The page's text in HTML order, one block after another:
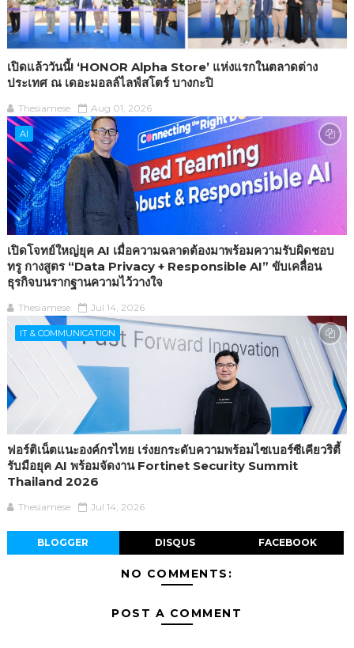
เปิดแล้ววันนี้! ‘HONOR Alpha Store’ แห่งแรกในตลาดต่าง
ประเทศ ณ เดอะมอลล์ไลฟ์สโตร์ บางกะปิ
Thesiamese Aug 01, 2026
AI
เปิดโจทย์ใหญ่ยุค AI เมื่อความฉลาดต้องมาพร้อมความรับผิดชอบ
ทรู กางสูตร “Data Privacy + Responsible AI” ขับเคลื่อน
ธุรกิจบนรากฐานความไว้วางใจ
Thesiamese Jul 14, 2026
IT & COMMUNICATION
ฟอร์ติเน็ตแนะองค์กรไทย เร่งยกระดับความพร้อมไซเบอร์ซีเคียวริตี้
รับมือยุค AI พร้อมจัดงาน Fortinet Security Summit
Thailand 2026
Thesiamese Jul 14, 2026
BLOGGER DISQUS FACEBOOK
NO COMMENTS:
POST A COMMENT